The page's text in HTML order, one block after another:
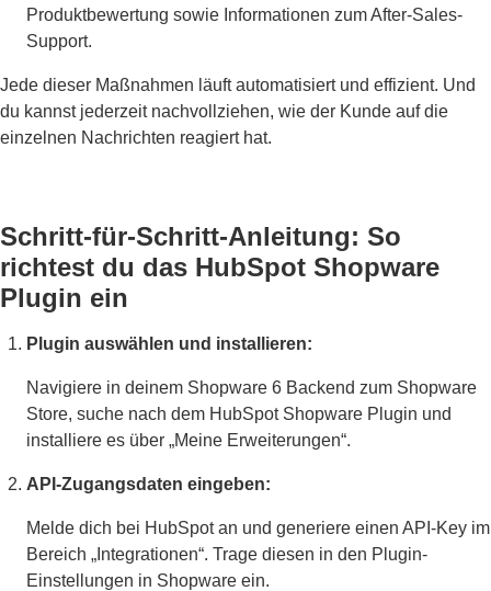
Produktbewertung sowie Informationen zum After-Sales-
Support.
Jede dieser Maßnahmen läuft automatisiert und effizient. Und
du kannst jederzeit nachvollziehen, wie der Kunde auf die
einzelnen Nachrichten reagiert hat.
Schritt-für-Schritt-Anleitung: So
richtest du das HubSpot Shopware
Plugin ein
Plugin auswählen und installieren:
Navigiere in deinem Shopware 6 Backend zum Shopware
Store, suche nach dem HubSpot Shopware Plugin und
installiere es über „Meine Erweiterungen“.
API-Zugangsdaten eingeben:
Melde dich bei HubSpot an und generiere einen API-Key im
Bereich „Integrationen“. Trage diesen in den Plugin-
Einstellungen in Shopware ein.